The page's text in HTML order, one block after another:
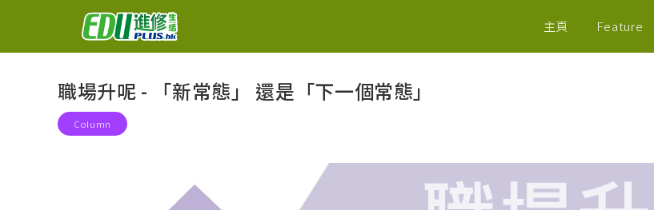
主頁 Feature
職場升呢 - 「新常態」 還是「下一個常態」
Column